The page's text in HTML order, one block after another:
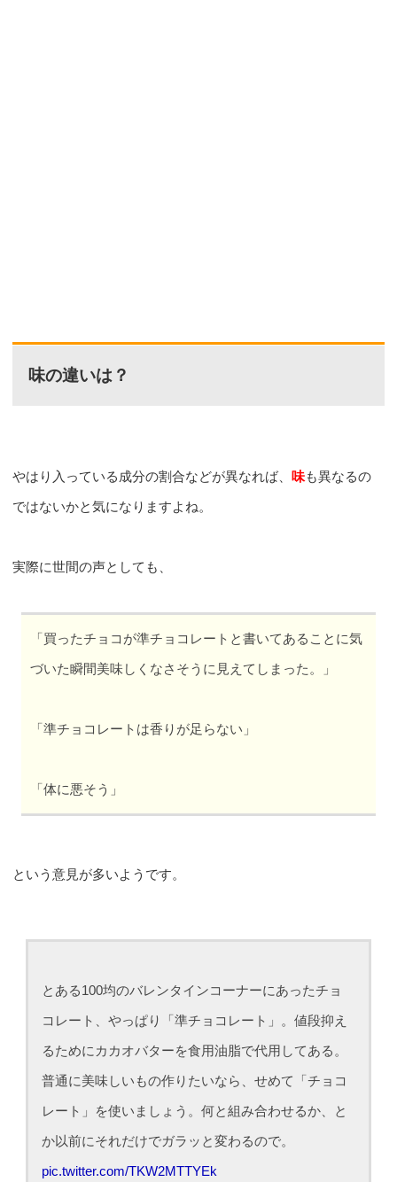
味の違いは？
やはり入っている成分の割合などが異なれば、味も異なるの
ではないかと気になりますよね。
実際に世間の声としても、
「買ったチョコが準チョコレートと書いてあることに気
づいた瞬間美味しくなさそうに見えてしまった。」
「準チョコレートは香りが足らない」
「体に悪そう」
という意見が多いようです。
とある100均のバレンタインコーナーにあったチョ
コレート、やっぱり「準チョコレート」。値段抑え
るためにカカオバターを食用油脂で代用してある。
普通に美味しいもの作りたいなら、せめて「チョコ
レート」を使いましょう。何と組み合わせるか、と
か以前にそれだけでガラッと変わるので。
pic.twitter.com/TKW2MTTYEk